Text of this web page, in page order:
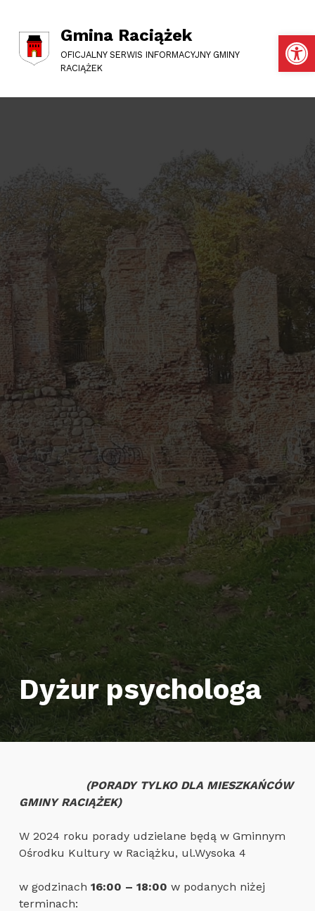
Otwórz pasek narzędzi
Gmina Raciążek
OFICJALNY SERWIS INFORMACYJNY GMINY
RACIĄŻEK
Dyżur psychologa
(PORADY TYLKO DLA MIESZKAŃCÓW
GMINY RACIĄŻEK)
W 2024 roku porady udzielane będą w Gminnym
Ośrodku Kultury w Raciążku, ul.Wysoka 4
w godzinach 16:00 – 18:00 w podanych niżej
terminach: